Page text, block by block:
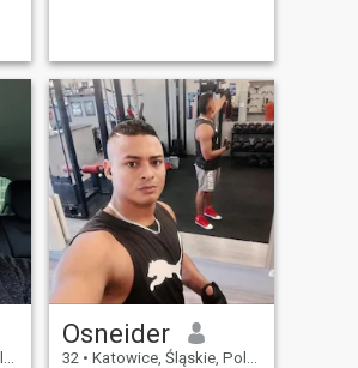
Osneider
32 • Katowice, Śląskie, Polonia